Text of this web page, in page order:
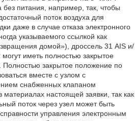
без питания, например, так, чтобы
поток воздуха для
даже в случае отказа электронного
указываемого ссылкой как
домой»), дроссель 31 AIS и/
иметь полностью закрытое
закрытое положение по
вместе с узлом с
снабженных клапаном
настоящей заявки, так как
поток через узел может быть
управления электронным